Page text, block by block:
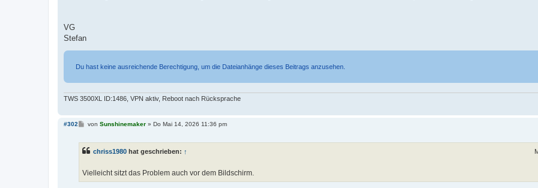
VG
Stefan
Du hast keine ausreichende Berechtigung, um die Dateianhänge dieses Beitrags anzusehen.
TWS 3500XL ID:1486, VPN aktiv, Reboot nach Rücksprache
#302
B
r
von Sunshinemaker» Do Mai 14, 2026 11:36 pm
chriss1980 hat geschrieben: ↑
Vielleicht sitzt das Problem auch vor dem Bildschirm.